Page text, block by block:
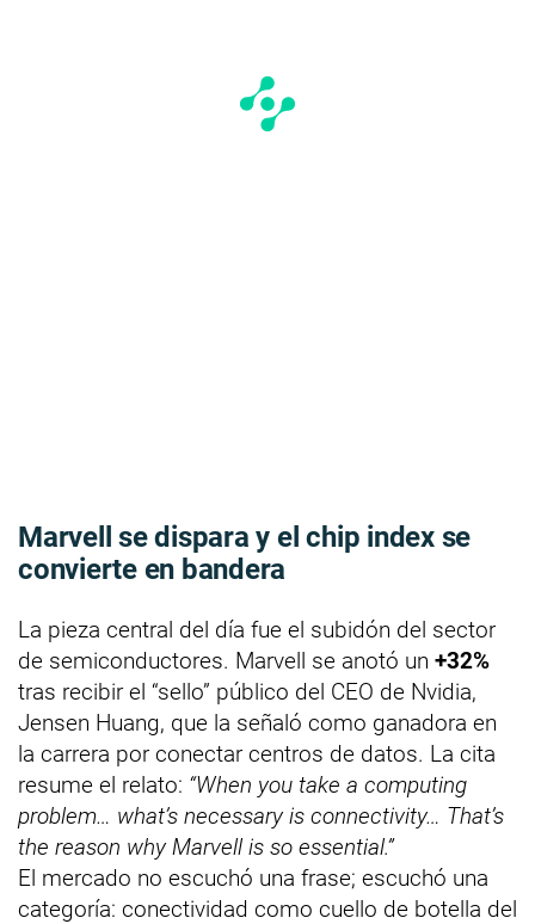
Marvell se dispara y el chip index se
convierte en bandera
La pieza central del día fue el subidón del sector
de semiconductores. Marvell se anotó un +32%
tras recibir el “sello” público del CEO de Nvidia,
Jensen Huang, que la señaló como ganadora en
la carrera por conectar centros de datos. La cita
resume el relato: “When you take a computing
problem… what’s necessary is connectivity… That’s
the reason why Marvell is so essential.”
El mercado no escuchó una frase; escuchó una
categoría: conectividad como cuello de botella del